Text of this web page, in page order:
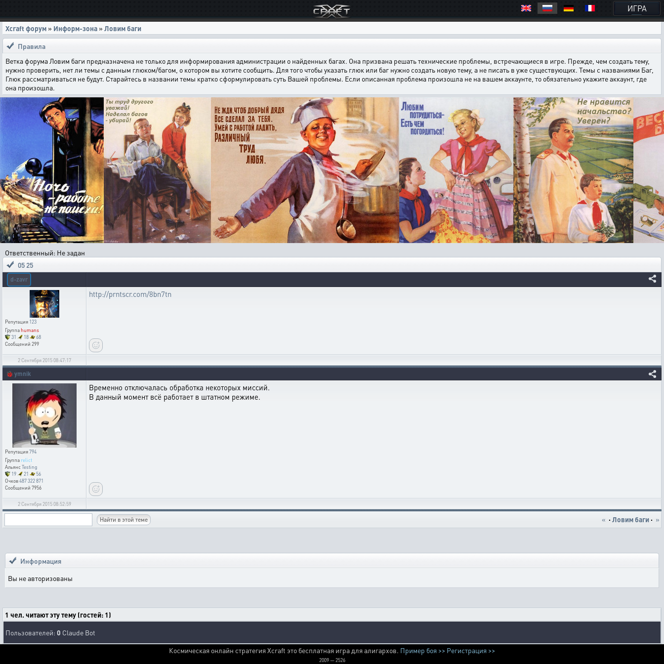
ИГРА
Xcraft форум » Информ-зона » Ловим баги
Правила
Ветка форума Ловим баги предназначена не только для информирования администрации о найденных багах. Она призвана решать технические проблемы, встречающиеся в игре. Прежде, чем создать тему,
нужно проверить, нет ли темы с данным глюком/багом, о котором вы хотите сообщить. Для того чтобы указать глюк или баг нужно создать новую тему, а не писать в уже существующих. Темы с названиями Баг,
Глюк рассматриваться не будут. Старайтесь в названии темы кратко сформулировать суть Вашей проблемы. Если описанная проблема произошла не на вашем аккаунте, то обязательно укажите аккаунт, где
она произошла.
Ответственный: Не задан
05 25
d-zavr
Репутация 123
Группаhumans
31
18
68
Сообщений 299
http://prntscr.com/8bn7tn
2 Сентября 2015 08:47:17
🐞 ymnik
Репутация794
Группа relict
АльянсTesting
19
21
56
Очков487 322 871
Сообщений 7956
Временно отключалась обработка некоторых миссий.
В данный момент всё работает в штатном режиме.
2 Сентября 2015 08:52:59
« · Ловим баги · »
Информация
Вы не авторизованы
1 чел. читают эту тему (гостей: 1)
Пользователей: 0 Claude Bot
Космическая онлайн стратегия Xcraft это бесплатная игра для алигархов. Пример боя >> Регистрация >>
2009 — 2526